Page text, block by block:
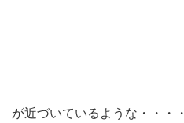
が近づいているような・・・・